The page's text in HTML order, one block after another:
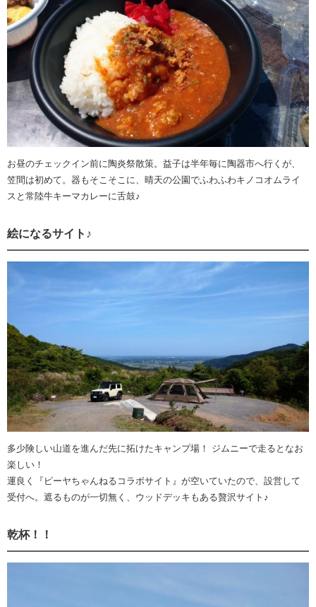
お昼のチェックイン前に陶炎祭散策。益子は半年毎に陶器市へ行くが、
笠間は初めて。器もそこそこに、晴天の公園でふわふわキノコオムライ
スと常陸牛キーマカレーに舌鼓♪
絵になるサイト♪
多少険しい山道を進んだ先に拓けたキャンプ場！ ジムニーで走るとなお
楽しい！
運良く『ピーヤちゃんねるコラボサイト』が空いていたので、設営して
受付へ。遮るものが一切無く、ウッドデッキもある贅沢サイト♪
乾杯！！